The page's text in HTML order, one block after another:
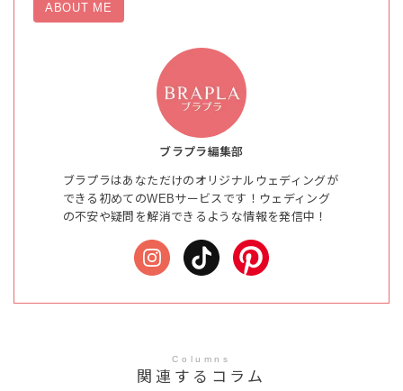
ABOUT ME
ブラプラ編集部
ブラプラはあなただけのオリジナルウェディングが
できる初めてのWEBサービスです！ウェディング
の不安や疑問を解消できるような情報を発信中！
Columns
関連するコラム